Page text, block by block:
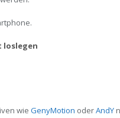
loslegen
wie GenyMotion oderAndY